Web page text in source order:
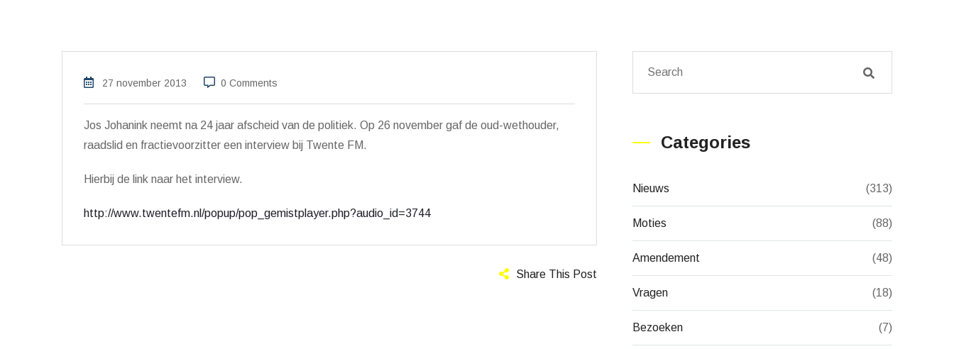
27 november 2013 0 Comments
Jos Johanink neemt na 24 jaar afscheid van de politiek. Op 26 november gaf de oud-wethouder,
raadslid en fractievoorzitter een interview bij Twente FM.
Hierbij de link naar het interview.
http://www.twentefm.nl/popup/pop_gemistplayer.php?audio_id=3744
Share This Post
Categories
Nieuws (313)
Moties (88)
Amendement (48)
Vragen (18)
Bezoeken (7)